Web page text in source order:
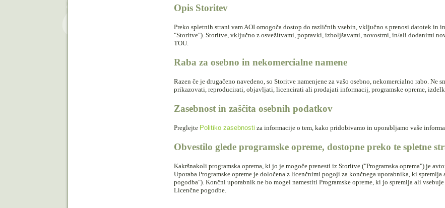
Opis Storitev
Preko spletnih strani vam AOI omogoča dostop do različnih vsebin, vključno s prenosi datotek in
"Storitve"). Storitve, vključno z osvežitvami, popravki, izboljšavami, novostmi, in/ali dodanimi
TOU.
Raba za osebno in nekomercialne namene
Razen če je drugačeno navedeno, so Storitve namenjene za vašo osebno, nekomercialno rabo. Ne
prikazovati, reproducirati, objavljati, licencirati ali prodajati informacij, programske opreme,
Zasebnost in zaščita osebnih podatkov
Preglejte Politiko zasebnosti za informacije o tem, kako pridobivamo in uporabljamo vaše
Obvestilo glede programske opreme, dostopne preko te spletne
Kakršnakoli programska oprema, ki jo je mogoče prenesti iz Storitve ("Programska oprema") je
Uporaba Programske opreme je določena z licenčnimi pogoji za končnega uporabnika, ki
pogodba"). Končni uporabnik ne bo mogel namestiti Programske opreme, ki jo spremlja ali
Licenčne pogodbe.